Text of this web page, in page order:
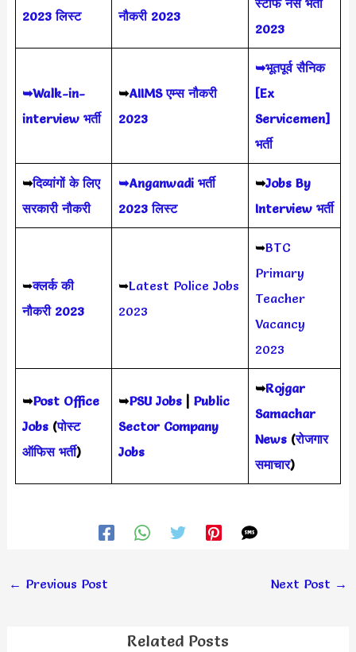
2023 लिस्ट
नौकरी 2023
स्टाफ नर्स भर्ती
2023
➥Walk-in-
interview भर्ती
➥AIIMS एम्स नौकरी
2023
➥भूतपूर्व सैनिक
[Ex
Servicemen]
भर्ती
➥दिव्यांगों के लिए
सरकारी नौकरी
➥Anganwadi भर्ती
2023 लिस्ट
➥Jobs By
Interview भर्ती
➥क्लर्क की
नौकरी 2023
➥Latest Police Jobs
2023
➥BTC
Primary
Teacher
Vacancy
2023
➥Post Office
Jobs(पोस्ट
ऑफिस भर्ती)
➥PSU Jobs| Public
Sector Company
Jobs
➥Rojgar
Samachar
News(रोजगार
समाचार)
← Previous Post Next Post →
Related Posts